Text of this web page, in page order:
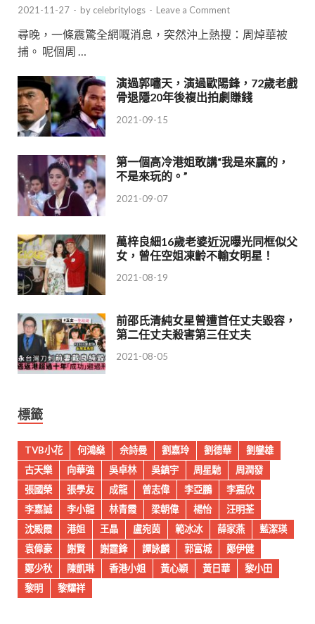
2021-11-27 - by celebritylogs - Leave a Comment
尋晚，一條震驚全網嘅消息，突然沖上熱搜：周焯華被
捕。 呢個周 …
演過郭嘯天，演過歐陽鋒，72歲老戲
骨退隱20年後複出拍劇賺錢
2021-09-15
第一個高冷港姐敢講“我是來贏的，
不是來玩的。”
2021-09-07
萬梓良細16歲老婆近況曝光同框似父
女，曾任空姐凍齡不輸女明星！
2021-08-19
前邵氏清純女星曾遭首任丈夫毀容，
第二任丈夫殺害第三任丈夫
2021-08-05
標籤
TVB小花 何鴻燊 佘詩曼 劉嘉玲 劉德華
劉鑾雄
古天樂
向華強 吳卓林 吳鎮宇 周星馳
周潤發
張國榮
張學友 成龍 曾志偉 李亞鵬
李嘉欣
李嘉誠
李小龍 林青霞 梁朝偉 楊怡
汪明荃
沈殿霞
港姐 王晶 盧宛茵 範冰冰 薛家燕
藍潔瑛
袁偉豪
謝賢 謝霆鋒 譚詠麟 郭富城
鄭伊健
鄭少秋
陳凱琳 香港小姐 黃心穎 黃日華
黎小田
黎明
黎耀祥